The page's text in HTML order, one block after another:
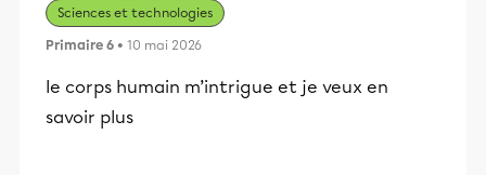
Sciences et technologies
Primaire 6 • 10 mai 2026
le corps humain m’intrigue et je veux en
savoir plus